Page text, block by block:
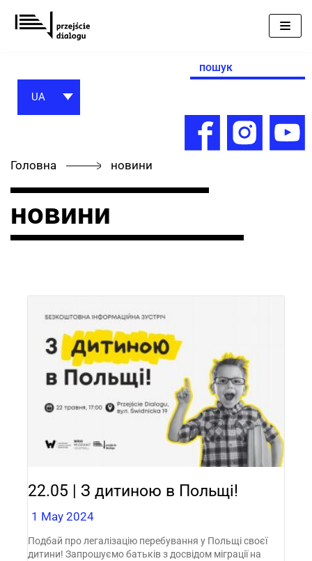
Перейти
до
Search
for:
UA
Головна новини
новини
22.05 | З дитиною в Польщі!
1 May 2024
Подбай про легалізацію перебування у Польщі своєї
дитини! Запрошуємо батьків з досвідом міграції на